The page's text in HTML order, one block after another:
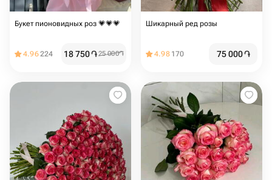
Букет пионовидных роз 💗💗💗
4.96224 18 750֏25 000֏
Шикарный ред розы
4.98 170 75 000֏